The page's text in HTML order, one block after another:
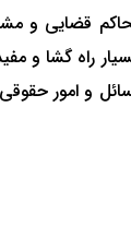
قضایی و
راه گشا و
و امور